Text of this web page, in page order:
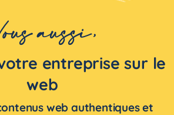
aussi,
entreprise sur le
web
web authentiques et